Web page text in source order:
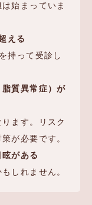
始まっていま
える
持って受診し
質異常症）が
ます。リスク
が必要です。
がある
しれません。